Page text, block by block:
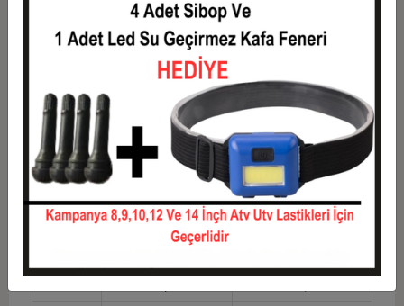
8.725,62 TL
3
6.224,28 TL
18.672,83 TL
4.755,46 TL
5
3.874,18 TL
6
3.286,65 TL
19.719,91 TL
7
2.866,99 TL
20.068,93 TL
20.417,96 TL
9
2.307,44 TL
20.766,98 TL